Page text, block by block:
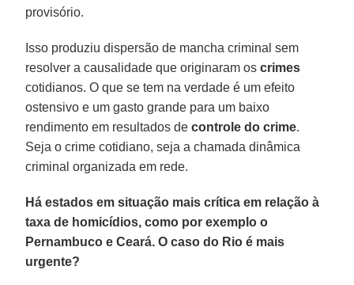
provisório.
Isso produziu dispersão de mancha criminal sem
resolver a causalidade que originaram oscrimes
cotidianos. O que se tem na verdade é um efeito
ostensivo e um gasto grande para um baixo
rendimento em resultados de controle do crime.
Seja o crime cotidiano, seja a chamada dinâmica
criminal organizada em rede.
Há estados em situação mais crítica em relação à
taxa de homicídios, como por exemplo o
Pernambuco e Ceará. O caso do Rio é mais
urgente?